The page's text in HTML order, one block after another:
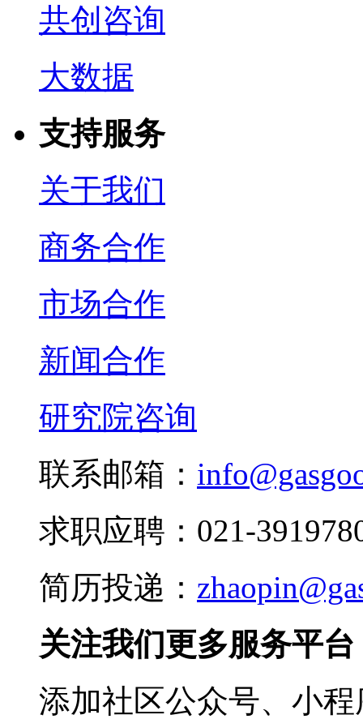
共创咨询
大数据
支持服务
关于我们
商务合作
市场合作
新闻合作
研究院咨询
联系邮箱：
求职应聘：021-
简历投递：
关注我们更多服务平台
添加社区公众号、小